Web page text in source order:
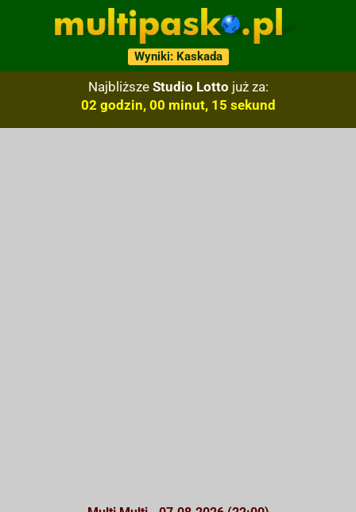
Wyniki: Kaskada
Najbliższe Studio Lotto już za:
02 godzin, 00 minut, 14 sekund